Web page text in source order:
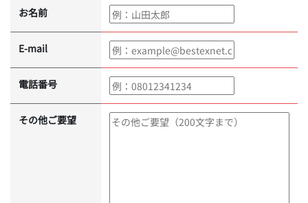
お名前
E-mail
電話番号
その他ご要望